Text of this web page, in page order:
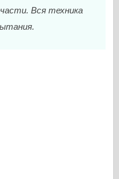
Вся техника